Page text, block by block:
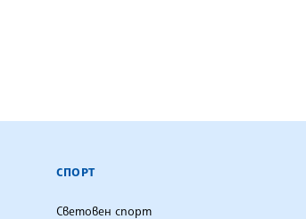
СПОРТ
Световен спорт